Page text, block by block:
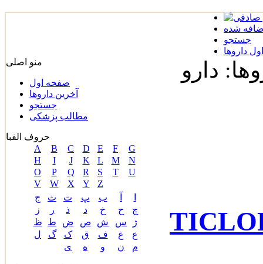
شده
جستجو
داروها
منو اصلی
صفحه اول
آخرین داروها
جستجو
مطالب پزشکی
حروف الفبا
A
B C D E F
G
H
I J K L M
N
O
P Q R S T
U
V
W X Y
Z
ب پ ت ث
ج
چ
ح خ د ذ ر
ز
ژ
س ش ص ض ط
ظ
ع
غ ف ق ک گ
ل
م
ن و ه ی
دارو